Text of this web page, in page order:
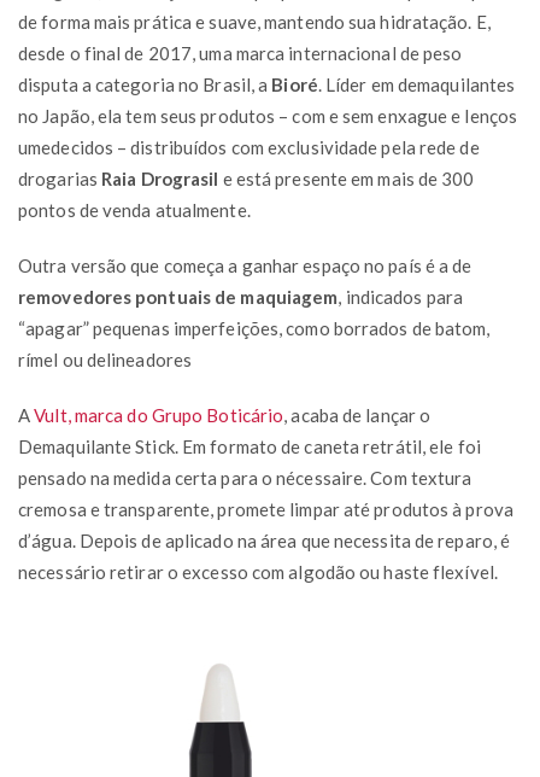
de forma mais prática e suave, mantendo sua hidratação. E,
desde o final de 2017, uma marca internacional de peso
disputa a categoria no Brasil, a Bioré. Líder em demaquilantes
no Japão, ela tem seus produtos – com e sem enxague e lenços
umedecidos – distribuídos com exclusividade pela rede de
drogarias Raia Drograsil e está presente em mais de 300
pontos de venda atualmente.
Outra versão que começa a ganhar espaço no país é a de
removedores pontuais de maquiagem, indicados para
“apagar” pequenas imperfeições, como borrados de batom,
rímel ou delineadores
AVult, marca do Grupo Boticário, acaba de lançar o
Demaquilante Stick. Em formato de caneta retrátil, ele foi
pensado na medida certa para o nécessaire. Com textura
cremosa e transparente, promete limpar até produtos à prova
d’água. Depois de aplicado na área que necessita de reparo, é
necessário retirar o excesso com algodão ou haste flexível.